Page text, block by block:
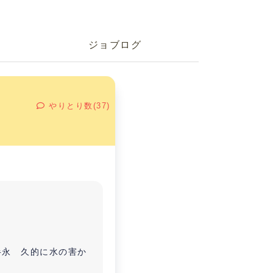
ジョブログ
やりとり数(37)
永 久的に水の害か